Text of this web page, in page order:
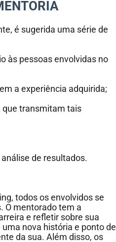
é sugerida uma série de
às pessoas envolvidas no
a experiência adquirida;
que transmitam tais
de resultados.
todos os envolvidos se
O mentorado tem a
e refletir sobre sua
nova história e ponto de
da sua. Além disso, os